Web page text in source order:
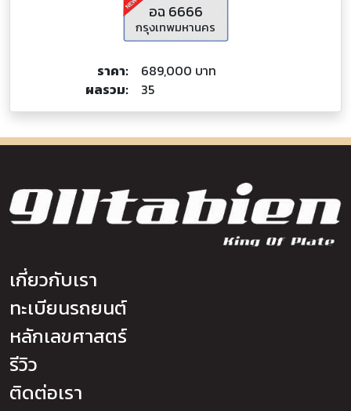
อฉ 6666
กรุงเทพมหานคร
ราคา:
689,000 บาท
ผลรวม:
35
เกี่ยวกับเรา
ทะเบียนรถยนต์
หลักเลขศาสตร์
รีวิว
ติดต่อเรา